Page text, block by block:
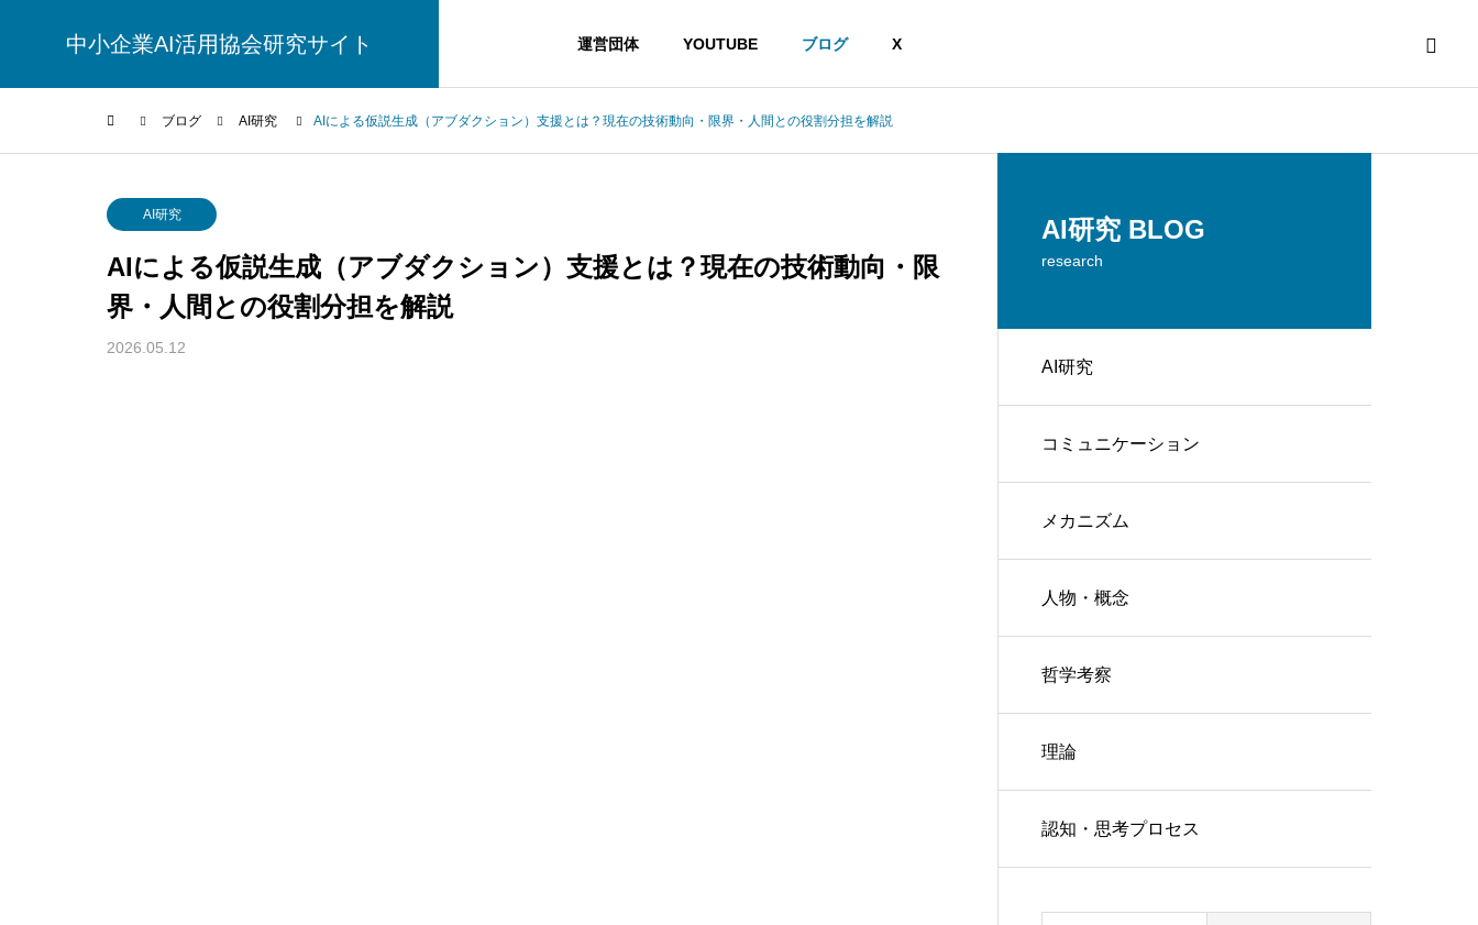
中小企業AI活用協会研究サイト 運営団体 YOUTUBE ブログ X
ブログ AI研究 AIによる仮説生成（アブダクション）支援とは？現在の技術動向・限界・人間との役割分担を解説
AI研究
AIによる仮説生成（アブダクション）支援とは？現在の技術動向・限
界・人間との役割分担を解説
2026.05.12
AI研究 BLOG
research
AI研究
コミュニケーション
メカニズム
人物・概念
哲学考察
理論
認知・思考プロセス